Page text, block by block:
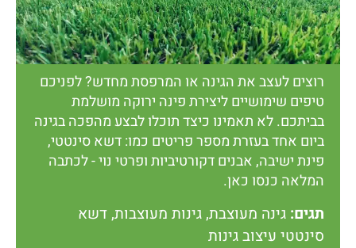
רוצים לעצב את הגינה או המרפסת מחדש? לפניכם
טיפים שימושיים ליצירת פינה ירוקה מושלמת
בביתכם. לא תאמינו כיצד תוכלו לבצע מהפכה בגינה
ביום אחד בעזרת מספר פריטים כמו: דשא סינטטי,
פינת ישיבה, אבנים דקורטיביות ופרטי נוי - לכתבה
המלאה כנסו כאן.
תגים: גינה מעוצבת,גינות מעוצבות,דשא
סינטטי עיצוב גינות